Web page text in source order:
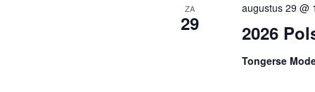
ZA
29 2026
augustus 29 @
Tongerse